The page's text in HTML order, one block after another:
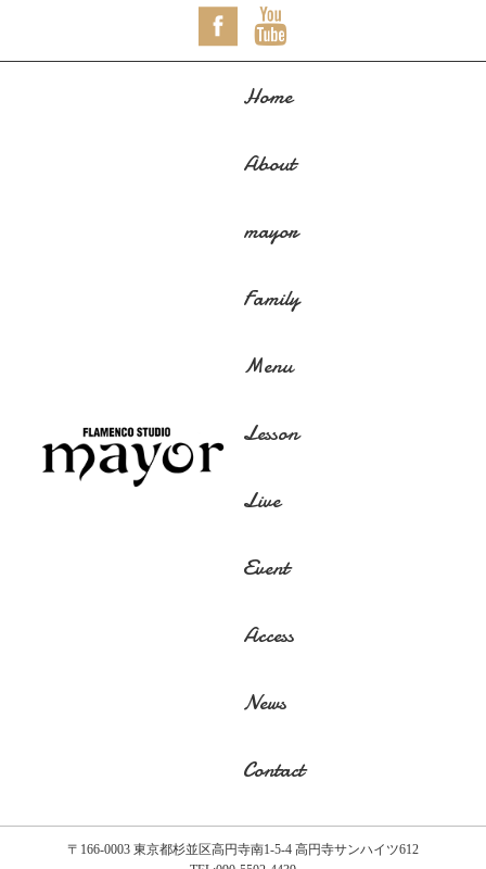
Home
About
mayor
Family
Menu
Lesson
Live
Event
Access
News
Contact
〒166-0003 東京都杉並区高円寺南1-5-4 高円寺サンハイツ612